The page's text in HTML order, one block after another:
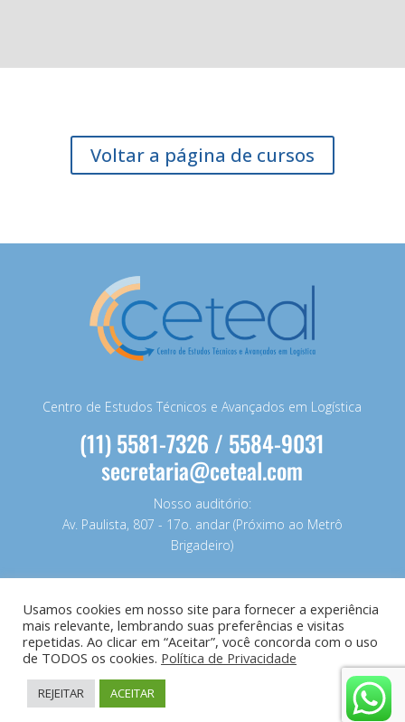
Voltar a página de cursos
Centro de Estudos Técnicos e Avançados em Logística
(11) 5581-7326 / 5584-9031
secretaria@ceteal.com
Nosso auditório:
Av. Paulista, 807 - 17o. andar (Próximo ao Metrô
Brigadeiro)
Usamos cookies em nosso site para fornecer a experiência
mais relevante, lembrando suas preferências e visitas
repetidas. Ao clicar em “Aceitar”, você concorda com o uso
de TODOS os cookies. Política de Privacidade
REJEITAR ACEITAR